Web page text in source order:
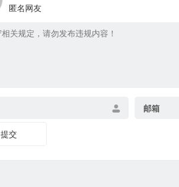
匿名网友
邮箱
提交